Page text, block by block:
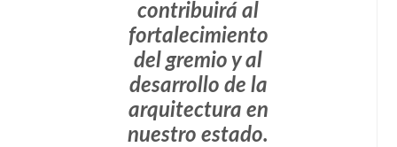
contribuirá al
fortalecimiento
del gremio y al
desarrollo de la
arquitectura en
nuestro estado.